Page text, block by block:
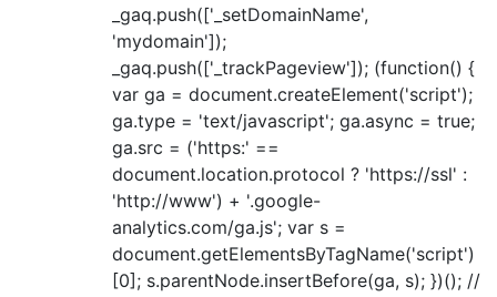
_gaq.push(['_setDomainName',
'mydomain']);
_gaq.push(['_trackPageview']); (function() {
var ga = document.createElement('script');
ga.type = 'text/javascript'; ga.async = true;
ga.src = ('https:' ==
document.location.protocol ? 'https://ssl' :
'http://www') + '.google-
analytics.com/ga.js'; var s =
document.getElementsByTagName('script')
[0]; s.parentNode.insertBefore(ga, s); })(); //